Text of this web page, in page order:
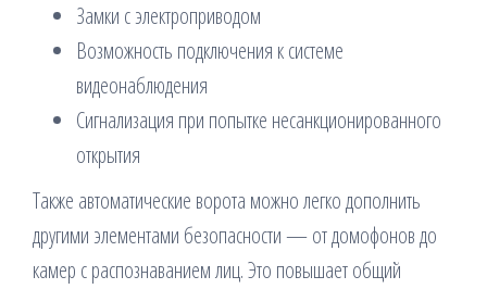
Замки с электроприводом
Возможность подключения к системе
видеонаблюдения
Сигнализация при попытке несанкционированного
открытия
Также автоматические ворота можно легко дополнить
другими элементами безопасности — от домофонов до
камер с распознаванием лиц. Это повышает общий